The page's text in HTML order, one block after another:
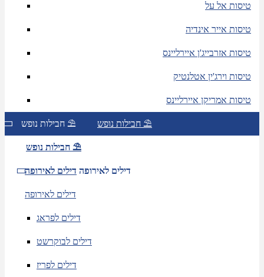
טיסות אל על
טיסות אייר אינדיה
טיסות אזרבייג'ן איירליינס
טיסות וירג'ין אטלנטיק
טיסות אמריקן איירליינס
חבילות נופש ⛱ חבילות נופש ⛱
חבילות נופש ⛱
דילים לאירופה דילים לאירופה
דילים לאירופה
דילים לפראג
דילים לבוקרשט
דילים לפריז